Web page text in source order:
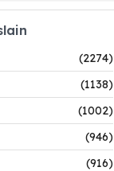
(2274)
(1138)
(1002)
(946)
(916)